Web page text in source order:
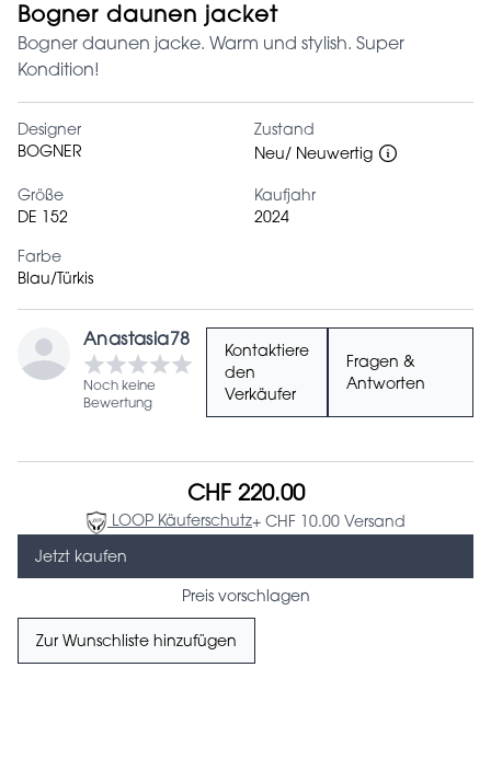
Bogner daunen jacket
Bogner daunen jacke. Warm und stylish. Super
Kondition!
Designer
BOGNER
Zustand
Neu/ Neuwertig
Größe
DE 152
Kaufjahr
2024
Farbe
Blau/Türkis
Anastasia78
Noch keine
Bewertung
Kontaktiere
den
Verkäufer
Fragen &
Antworten
CHF 220.00
LOOP Käuferschutz+ CHF 10.00 Versand
Jetzt kaufen
Preis vorschlagen
Zur Wunschliste hinzufügen